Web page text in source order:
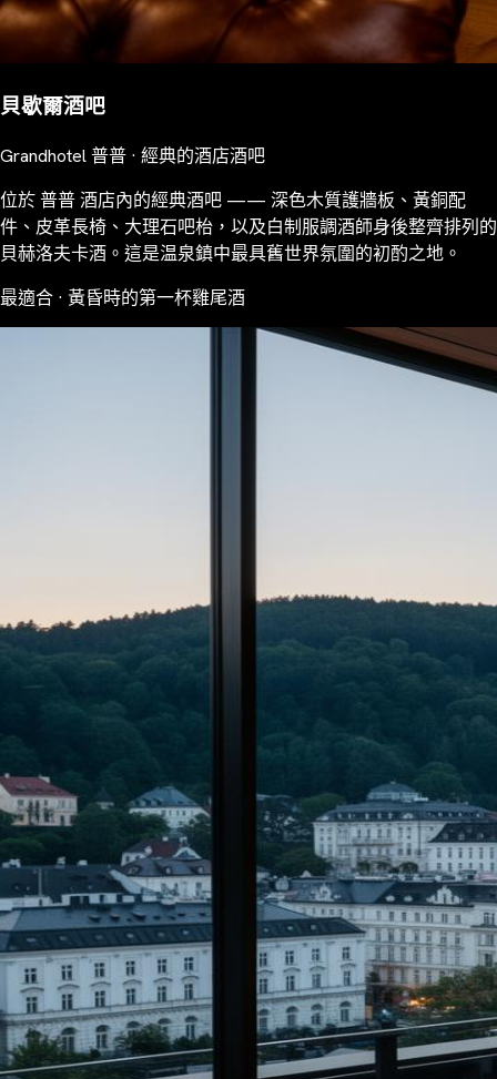
貝歇爾酒吧
Grandhotel 普普 · 經典的酒店酒吧
位於 普普 酒店內的經典酒吧 —— 深色木質護牆板、黃銅配
件、皮革長椅、大理石吧枱，以及白制服調酒師身後整齊排列的
貝赫洛夫卡酒。這是温泉鎮中最具舊世界氛圍的初酌之地。
最適合 · 黃昏時的第一杯雞尾酒